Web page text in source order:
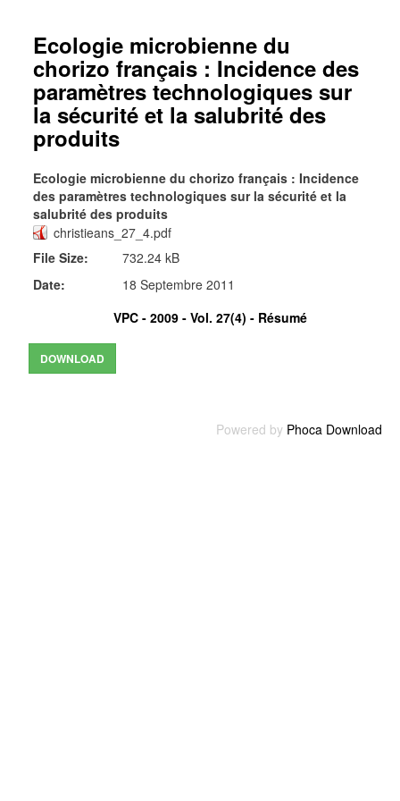
Ecologie microbienne du
chorizo français : Incidence des
paramètres technologiques sur
la sécurité et la salubrité des
produits
Ecologie microbienne du chorizo français : Incidence
des paramètres technologiques sur la sécurité et la
salubrité des produits
christieans_27_4.pdf
File Size:
732.24 kB
Date:
18 Septembre 2011
VPC - 2009 - Vol. 27(4) - Résumé
Powered by Phoca Download